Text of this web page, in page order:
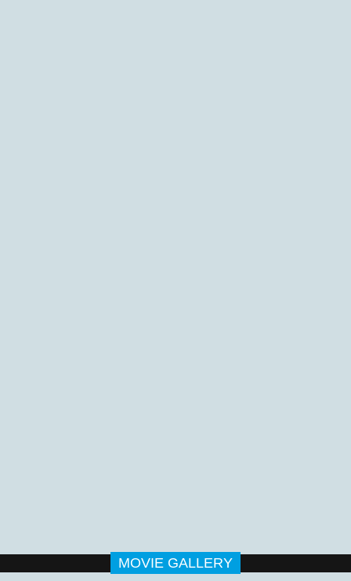
MOVIE GALLERY